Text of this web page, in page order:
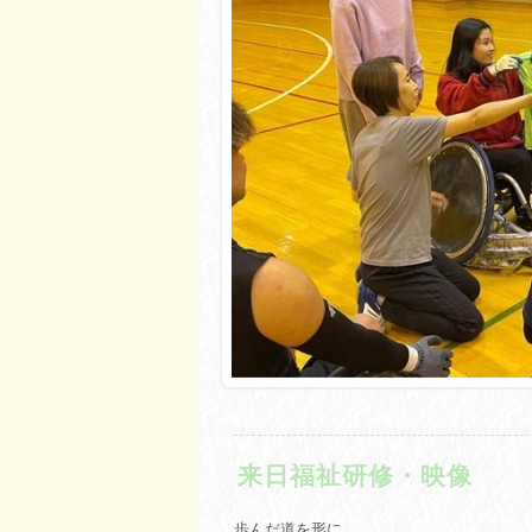
来日福祉研修・映像